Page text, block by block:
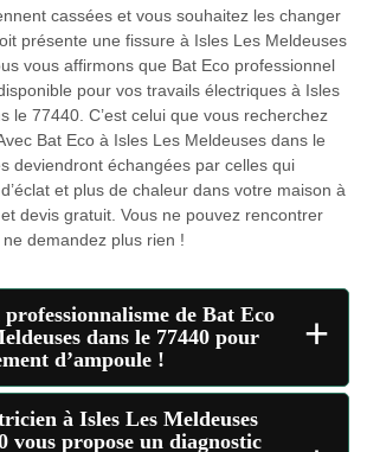
cassées et vous souhaitez les changer
présente une fissure à Isles Les Meldeuses
vous affirmons que Bat Eco professionnel
pour vos travails électriques à Isles
le 77440. C’est celui que vous recherchez
Bat Eco à Isles Les Meldeuses dans le
deviendront échangées par celles qui
et plus de chaleur dans votre maison à
devis gratuit. Vous ne pouvez rencontrer
demandez plus rien !
professionnalisme de Bat Eco
dans le 77440 pour
d’ampoule !
+
à Isles Les Meldeuses
vous propose un diagnostic